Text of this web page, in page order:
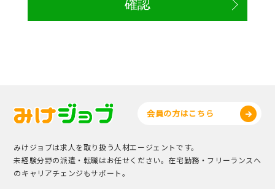
会員の方はこちら
みけジョブは求人を取り扱う人材エージェントです。
未経験分野の派遣・転職はお任せください。在宅勤務・フリーランスへ
のキャリアチェンジもサポート。